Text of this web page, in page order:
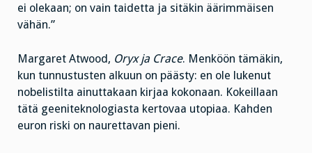
ei olekaan; on vain taidetta ja sitäkin äärimmäisen
vähän.”
Margaret Atwood, Oryx ja Crace. Menköön tämäkin,
kun tunnustusten alkuun on päästy: en ole lukenut
nobelistilta ainuttakaan kirjaa kokonaan. Kokeillaan
tätä geeniteknologiasta kertovaa utopiaa. Kahden
euron riski on naurettavan pieni.